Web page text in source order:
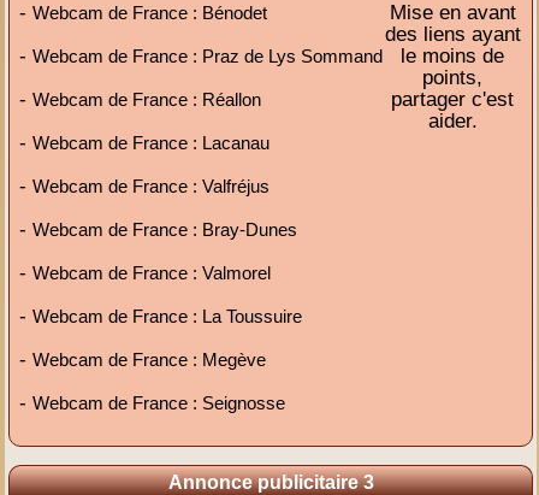
-Webcam de France : Bénodet
-Webcam de France : Praz de Lys Sommand
-Webcam de France : Réallon
-Webcam de France : Lacanau
-Webcam de France : Valfréjus
-Webcam de France : Bray-Dunes
-Webcam de France : Valmorel
-Webcam de France : La Toussuire
-Webcam de France : Megève
-Webcam de France : Seignosse
Mise en avant
des liens ayant
le moins de
points,
partager c'est
aider.
Annonce publicitaire 3